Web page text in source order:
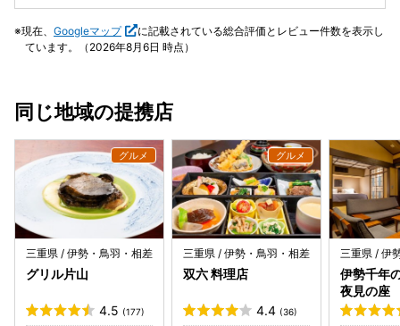
とした弾力があり、余計な味付けをしなくても、少し醤油を
つけるだけで十分にその鮮味を楽しめました。 料理の流れも
れます。炭水化物がないと物足りなく感じる方でも心配はい
しっかり満腹になります。 サービスも申し分ありません。最
初にソフトシェルとハードシェルのロブスターを2匹見せて
くださり、写真撮影の時間も用意してくれます。特に印象的
だったのは、食事後にスタッフの方が駅までの送迎を自ら申
し出てくださったことです。お店の心のこもったおもてなし
を強く感じました。 味・サービスともに最高で、ぜひまた再
訪したいと思える素晴らしいお店です。
とで拘りを感じました。伊勢海老について、詳細を丁寧に説
明していただき、飼育しているところも少し見学させていた
です。 店員さんも皆さんとても親切でした。 お値段はお高
現在、 Googleマップ
に記載されている総合評価とレビュー件数を表示し
ています。（2026年8月6日 時点）
同じ地域の提携店
三重県 / 伊勢・鳥羽・相差
グリル片山
4.5 (177)
三重県 / 伊勢・鳥羽・相差
双六 料理店
4.4 (36)
三重県 / 伊
伊勢千年
夜見の座